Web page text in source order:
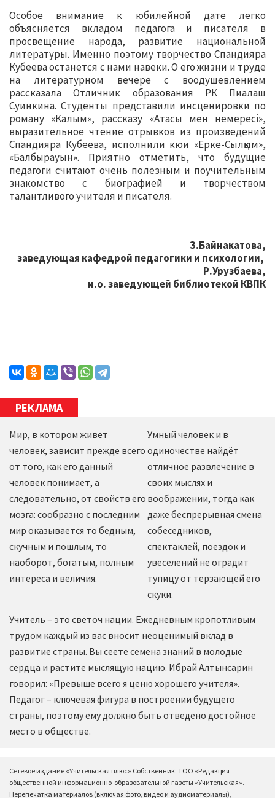
Особое внимание к юбилейной дате легко
объясняется вкладом педагога и писателя в
просвещение народа, развитие национальной
литературы. Именно поэтому творчество Спандияра
Кубеева останется с нами навеки. О его жизни и труде
на литературном вечере с воодушевлением
рассказала Отличник образования РК Пиалаш
Суинкина. Студенты представили инсценировки по
роману «Калым», рассказу «Атасы мен немересі»,
выразительное чтение отрывков из произведений
Спандияра Кубеева, исполнили кюи «Ерке-Сылқым»,
«Балбырауын». Приятно отметить, что будущие
педагоги считают очень полезным и поучительным
знакомство с биографией и творчеством
талантливого учителя и писателя.
З.Байнакатова,
заведующая кафедрой педагогики и психологии,
Р.Урузбаева,
и.о. заведующей библиотекой КВПК
РЕКЛАМА
Мир, в котором живет
человек, зависит прежде всего
от того, как его данный
человек понимает, а
следовательно, от свойств его
мозга: сообразно с последним
мир оказывается то бедным,
скучным и пошлым, то
наоборот, богатым, полным
интереса и величия.
Умный человек и в
одиночестве найдёт
отличное развлечение в
своих мыслях и
воображении, тогда как
даже беспрерывная смена
собеседников,
спектаклей, поездок и
увеселений не оградит
тупицу от терзающей его
скуки.
Учитель – это светоч нации. Ежедневным кропотливым
трудом каждый из вас вносит неоценимый вклад в
развитие страны. Вы сеете семена знаний в молодые
сердца и растите мыслящую нацию. Ибрай Алтынсарин
говорил: «Превыше всего я ценю хорошего учителя».
Педагог – ключевая фигура в построении будущего
страны, поэтому ему должно быть отведено достойное
место в обществе.
Сетевое издание «Учительская плюс» Собственник: ТОО «Редакция
общественной информационно-образовательной газеты «Учительская».
Перепечатка материалов (включая фото, видео и аудиоматериалы),